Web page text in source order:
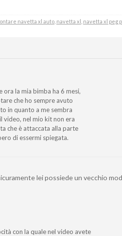
navetta xl auto, navetta xl navetta xl peg
ora la mia bimba ha 6 mesi,
che ho sempre avuto
in quanto a me sembra
video, nel mio kit non era
che è attaccata alla parte
di essermi spiegata.
lei possiede un vecchio
con la quale nel video avete